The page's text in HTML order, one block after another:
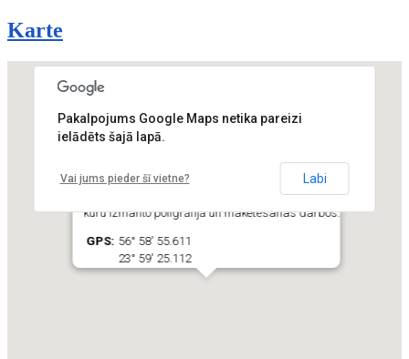
Karte
SIA "AB Baltic"
kuru izmanto poligrāfijā un maketēšanas darbos.
GPS: 56° 58' 55.611
23° 59' 25.112
Pakalpojums Google Maps netika pareizi
ielādēts šajā lapā.
Vai jums pieder šī vietne? Labi